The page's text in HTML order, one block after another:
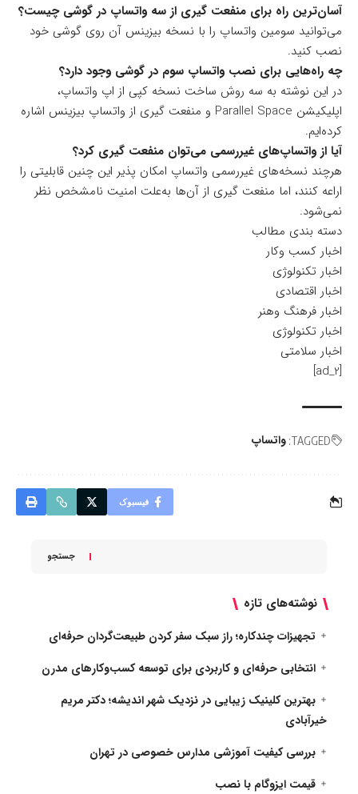
آسان‌ترین راه برای منفعت گیری از سه واتساپ در گوشی چیست؟
می‌توانید سومین واتساپ را با نسخه بیزینس آن روی گوشی خود
نصب کنید.
چه راه‌هایی برای نصب واتساپ سوم در گوشی وجود دارد؟
در این نوشته به سه روش ساخت نسخه کپی از اپ واتساپ،
اپلیکیشن Parallel Space و منفعت گیری از واتساپ بیزینس اشاره
کرده‌ایم.
آیا از واتساپ‌های غیررسمی می‌توان منفعت گیری کرد؟
هرچند نسخه‌های غیررسمی واتساپ امکان پذیر این چنین قابلیتی را
اراعه کنند، اما منفعت گیری از آن‌ها به‌علت امنیت نامشخص نظر
نمی‌شود.
دسته بندی مطالب
اخبار کسب وکار
اخبار تکنولوژی
اخبار اقتصادی
اخبار فرهنگ وهنر
اخبار تکنولوژی
اخبار سلامتی
[ad_2]
TAGGED: واتساپ
فیسبوک
جستجو
نوشته‌های تازه
تجهیزات چندکاره؛ راز سبک سفر کردن طبیعت‌گردان حرفه‌ای
انتخابی حرفه‌ای و کاربردی برای توسعه کسب‌وکارهای مدرن
بهترین کلینیک زیبایی در نزدیک شهر اندیشه؛ دکتر مریم
خیرآبادی
بررسی کیفیت آموزشی مدارس خصوصی در تهران
قیمت ایزوگام با نصب